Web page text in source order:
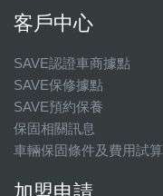
客戶中心
SAVE認證車商據點
SAVE保修據點
SAVE預約保養
保固相關訊息
車輛保固條件及費用試算